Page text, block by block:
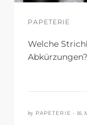
PAPETERIE
Welche
Abkürzungen?
by PAPETERIE • 16.